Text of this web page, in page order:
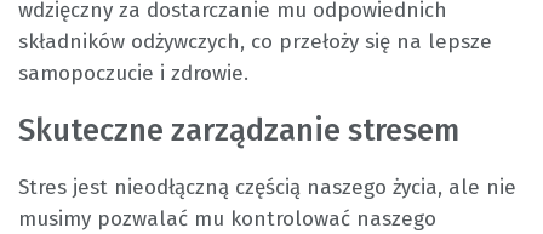
wdzięczny za dostarczanie mu odpowiednich
składników odżywczych, co przełoży się na lepsze
samopoczucie i zdrowie.
Skuteczne zarządzanie stresem
Stres jest nieodłączną częścią naszego życia, ale nie
musimy pozwalać mu kontrolować naszego